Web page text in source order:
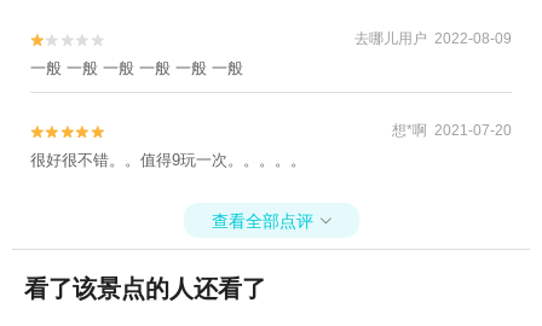

 去哪儿用户 2022-08-09
一般 一般 一般 一般 一般 一般

 想*啊 2021-07-20
很好很不错。。值得9玩一次。。。。。
查看全部点评 
看了该景点的人还看了